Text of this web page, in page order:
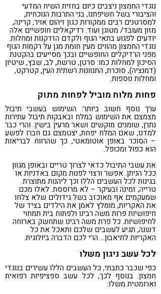
נוגדי החמצון ניצבים כיום בחזית השיח המדעי
והציבורי בשל חשיפתנו, בני התרבות הנוכחית,
למסרטנים רבים ממקורות כגון זיהום אויר, קרינה,
מזון מעובד/ מטוגן ועוד. רדיקאלים חופשיים אלה
יודעים לפגוע בתאי הגוף ולקדם הזדקנות ומחלות.
נוגדי החמצון מהווים מעין חומת מגן על רקמות הגוף
מפני הרדיקלים החופשיים ובכך מסייעים בהקטנת
הסיכון למחלות כמו: סרטן, טרשת, לב, שבץ, שיטיון
(דמנציה), סוכרת, התנוונות רשתית העין, קטרקט,
ומחלות נוספות.
פחות מלוח מוביל לפחות מתוק
ערך נוסף חשוב ביותר: השימוש בעשבי תיבול
מצמצם את השימוש במלח ובאבקות תיבול עתירות
נתרן, שומנים מוקשים ושאר מרעין בישין. והרי כבר
למדנו, שאם המלח יפחת, יצטמצם גם חברו לפשע
– הסוכר באופן אוטומאטי, כך שהרווח לבריאות
הוא כפול ומכופל.
את עשבי התיבול כדאי לצרוך טריים ובאופן מגוון
ככל הניתן. אפשר ורצוי לפנות מקום באדניות או
בגינות לכל העשבים הללו וכך ליהנות מתוצרת
טרייה, זמינה ובעיקר – לא מרוססת. לאלו מכם
שמעקמים אף מאוכזב בשל גידולים שלא צלחו
את האקריות, מומלץ לאמן את הילדים בציד של
חיפושיות פרות משה רבינו ולפתוח בית תמחוי
לחיפושיות. כל פרת משה רבינו שתחשק בארוחה
דשנה, תגיע לעשבים שלכם ותאכל את כל
האקריות לתיאבון… הרי לכם הדברה ביולוגית.
לכל עשב ניגון משלו
כפי שכבר כתבתי, כל העשבים הללו עשירים בנוגדי
חמצון. בנוסף לכך, לכל עשב ספציפיות רפואית
וארומטית משלו: